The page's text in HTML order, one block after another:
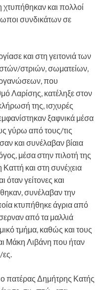
χτυπήθηκαν και πολλοί
συνδικάτων σε
και στη γειτονιά των
στριών, σωματείων,
που
Λαρίσης, κατέληξε στον
της, ισχυρές
ξαφνικά μέσα
γύρω από τους/τις
και συνέλαβαν βίαια
μέσα στην πιλοτή της
και στη συνέχεια
γείτονες και
συνέλαβαν την
κτυπήθηκε άγρια από
από τα μαλλιά
τμήμα, καθώς και τους
Μάκη Λιβάνη που ήταν
ες.
πατέρας Δημήτρης Κατής